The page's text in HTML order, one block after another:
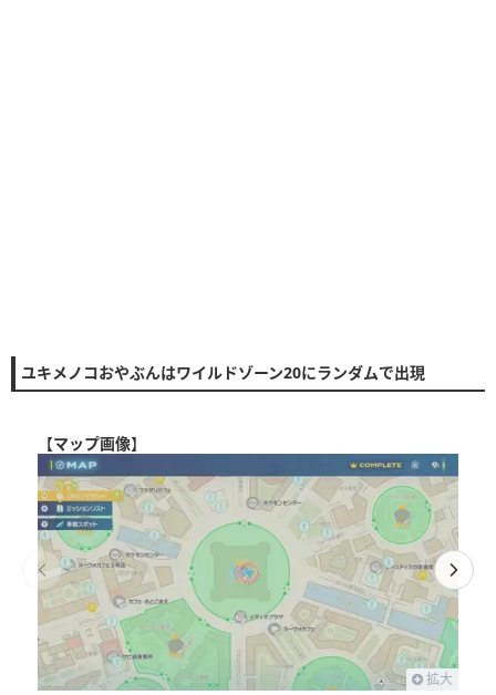
ユキメノコおやぶんはワイルドゾーン20にランダムで出現
【マップ画像】
拡大